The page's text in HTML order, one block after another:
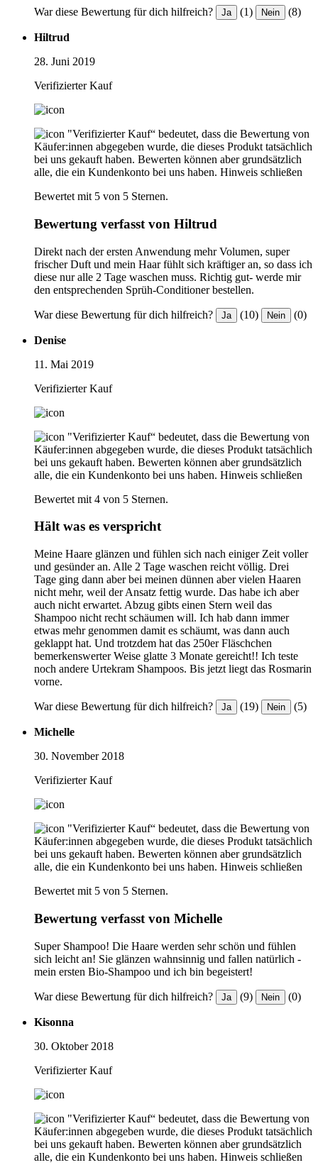
War diese Bewertung für dich hilfreich? Ja (1) Nein (8)
Hiltrud
28. Juni 2019
Verifizierter Kauf
"Verifizierter Kauf“ bedeutet, dass die Bewertung von
Käufer:innen abgegeben wurde, die dieses Produkt tatsächlich
bei uns gekauft haben. Bewerten können aber grundsätzlich
alle, die ein Kundenkonto bei uns haben. Hinweis schließen
Bewertet mit 5 von 5 Sternen.
Bewertung verfasst von Hiltrud
Direkt nach der ersten Anwendung mehr Volumen, super
frischer Duft und mein Haar fühlt sich kräftiger an, so dass ich
diese nur alle 2 Tage waschen muss. Richtig gut- werde mir
den entsprechenden Sprüh-Conditioner bestellen.
War diese Bewertung für dich hilfreich? Ja (10) Nein (0)
Denise
11. Mai 2019
Verifizierter Kauf
"Verifizierter Kauf“ bedeutet, dass die Bewertung von
Käufer:innen abgegeben wurde, die dieses Produkt tatsächlich
bei uns gekauft haben. Bewerten können aber grundsätzlich
alle, die ein Kundenkonto bei uns haben. Hinweis schließen
Bewertet mit 4 von 5 Sternen.
Hält was es verspricht
Meine Haare glänzen und fühlen sich nach einiger Zeit voller
und gesünder an. Alle 2 Tage waschen reicht völlig. Drei
Tage ging dann aber bei meinen dünnen aber vielen Haaren
nicht mehr, weil der Ansatz fettig wurde. Das habe ich aber
auch nicht erwartet. Abzug gibts einen Stern weil das
Shampoo nicht recht schäumen will. Ich hab dann immer
etwas mehr genommen damit es schäumt, was dann auch
geklappt hat. Und trotzdem hat das 250er Fläschchen
bemerkenswerter Weise glatte 3 Monate gereicht!! Ich teste
noch andere Urtekram Shampoos. Bis jetzt liegt das Rosmarin
vorne.
War diese Bewertung für dich hilfreich? Ja (19) Nein (5)
Michelle
30. November 2018
Verifizierter Kauf
"Verifizierter Kauf“ bedeutet, dass die Bewertung von
Käufer:innen abgegeben wurde, die dieses Produkt tatsächlich
bei uns gekauft haben. Bewerten können aber grundsätzlich
alle, die ein Kundenkonto bei uns haben. Hinweis schließen
Bewertet mit 5 von 5 Sternen.
Bewertung verfasst von Michelle
Super Shampoo! Die Haare werden sehr schön und fühlen
sich leicht an! Sie glänzen wahnsinnig und fallen natürlich -
mein ersten Bio-Shampoo und ich bin begeistert!
War diese Bewertung für dich hilfreich? Ja (9) Nein (0)
Kisonna
30. Oktober 2018
Verifizierter Kauf
"Verifizierter Kauf“ bedeutet, dass die Bewertung von
Käufer:innen abgegeben wurde, die dieses Produkt tatsächlich
bei uns gekauft haben. Bewerten können aber grundsätzlich
alle, die ein Kundenkonto bei uns haben. Hinweis schließen